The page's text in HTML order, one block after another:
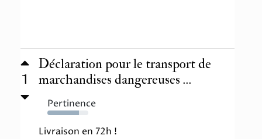
1
Déclaration pour le transport de
marchandises dangereuses ...
Pertinence
77%
Livraison en 72h !